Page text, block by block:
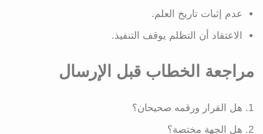
عدم إثبات تاريخ العلم.
الاعتقاد أن التظلم يوقف التنفيذ.
مراجعة الخطاب قبل الإرسال
هل القرار ورقمه صحيحان؟
هل الجهة مختصة؟